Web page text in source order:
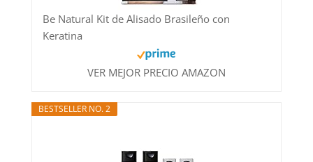
Be Natural Kit de Alisado Brasileño con
Keratina
VER MEJOR PRECIO AMAZON
BESTSELLER NO. 2